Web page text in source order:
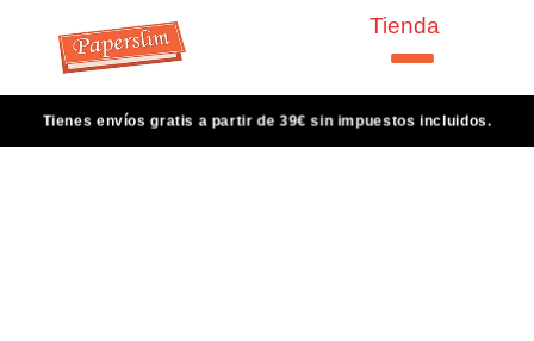
Tienda
Tienes envíos gratis a partir de 39€ sin impuestos incluidos.